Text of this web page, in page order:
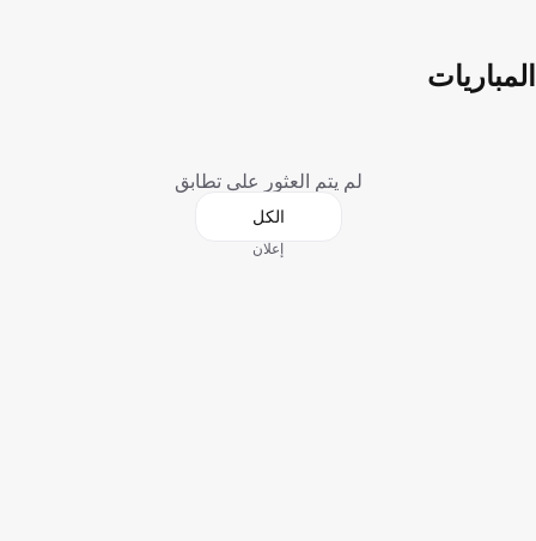
المباريات
لم يتم العثور على تطابق
الكل
إعلان